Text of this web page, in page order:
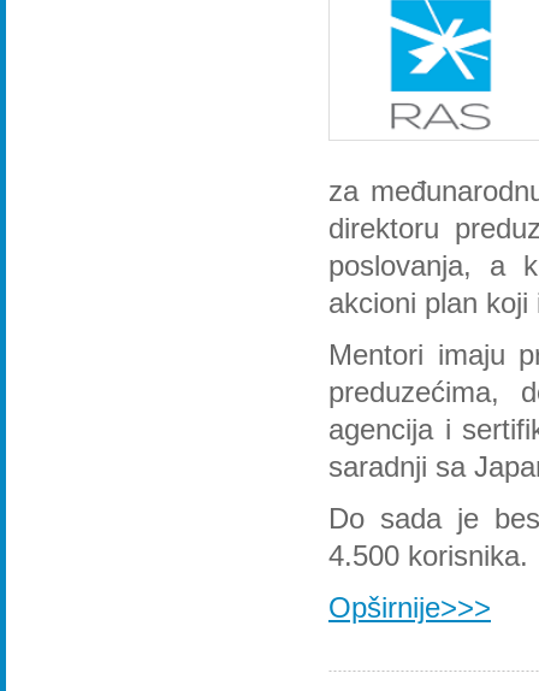
za
direktoru
poslovanja, a
akcioni plan
Mentori imaju
preduzećima,
agencija i
saradnji sa
Do sada je
4.500 korisnika.
Opširnije>>>